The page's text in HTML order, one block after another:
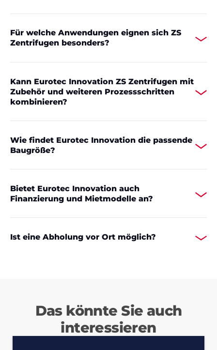
Für welche Anwendungen eignen sich ZS
Zentrifugen besonders?
Kann Eurotec Innovation ZS Zentrifugen mit
Zubehör und weiteren Prozessschritten
kombinieren?
Wie findet Eurotec Innovation die passende
Baugröße?
Bietet Eurotec Innovation auch
Finanzierung und Mietmodelle an?
Ist eine Abholung vor Ort möglich?
Das könnte Sie auch
interessieren